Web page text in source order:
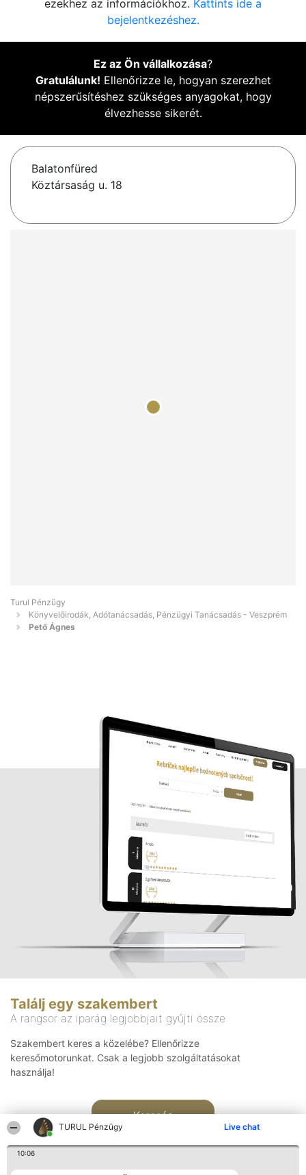
TURUL Pénzügy Live chat
10:06
ezekhez az információkhoz. Kattints ide a
bejelentkezéshez.
Ez az Ön vállalkozása?
Gratulálunk! Ellenőrizze le, hogyan szerezhet
népszerűsítéshez szükséges anyagokat, hogy
élvezhesse sikerét.
Balatonfüred
Köztársaság u. 18
Turul Pénzügy
Könyvelőirodák, Adótanácsadás, Pénzügyi Tanácsadás - Veszprém
Pető Ágnes
Találj egy szakembert
A rangsor az iparág legjobbjait gyűjti össze
Szakembert keres a közelébe? Ellenőrizze
keresőmotorunkat. Csak a legjobb szolgáltatásokat
használja!
Keresés